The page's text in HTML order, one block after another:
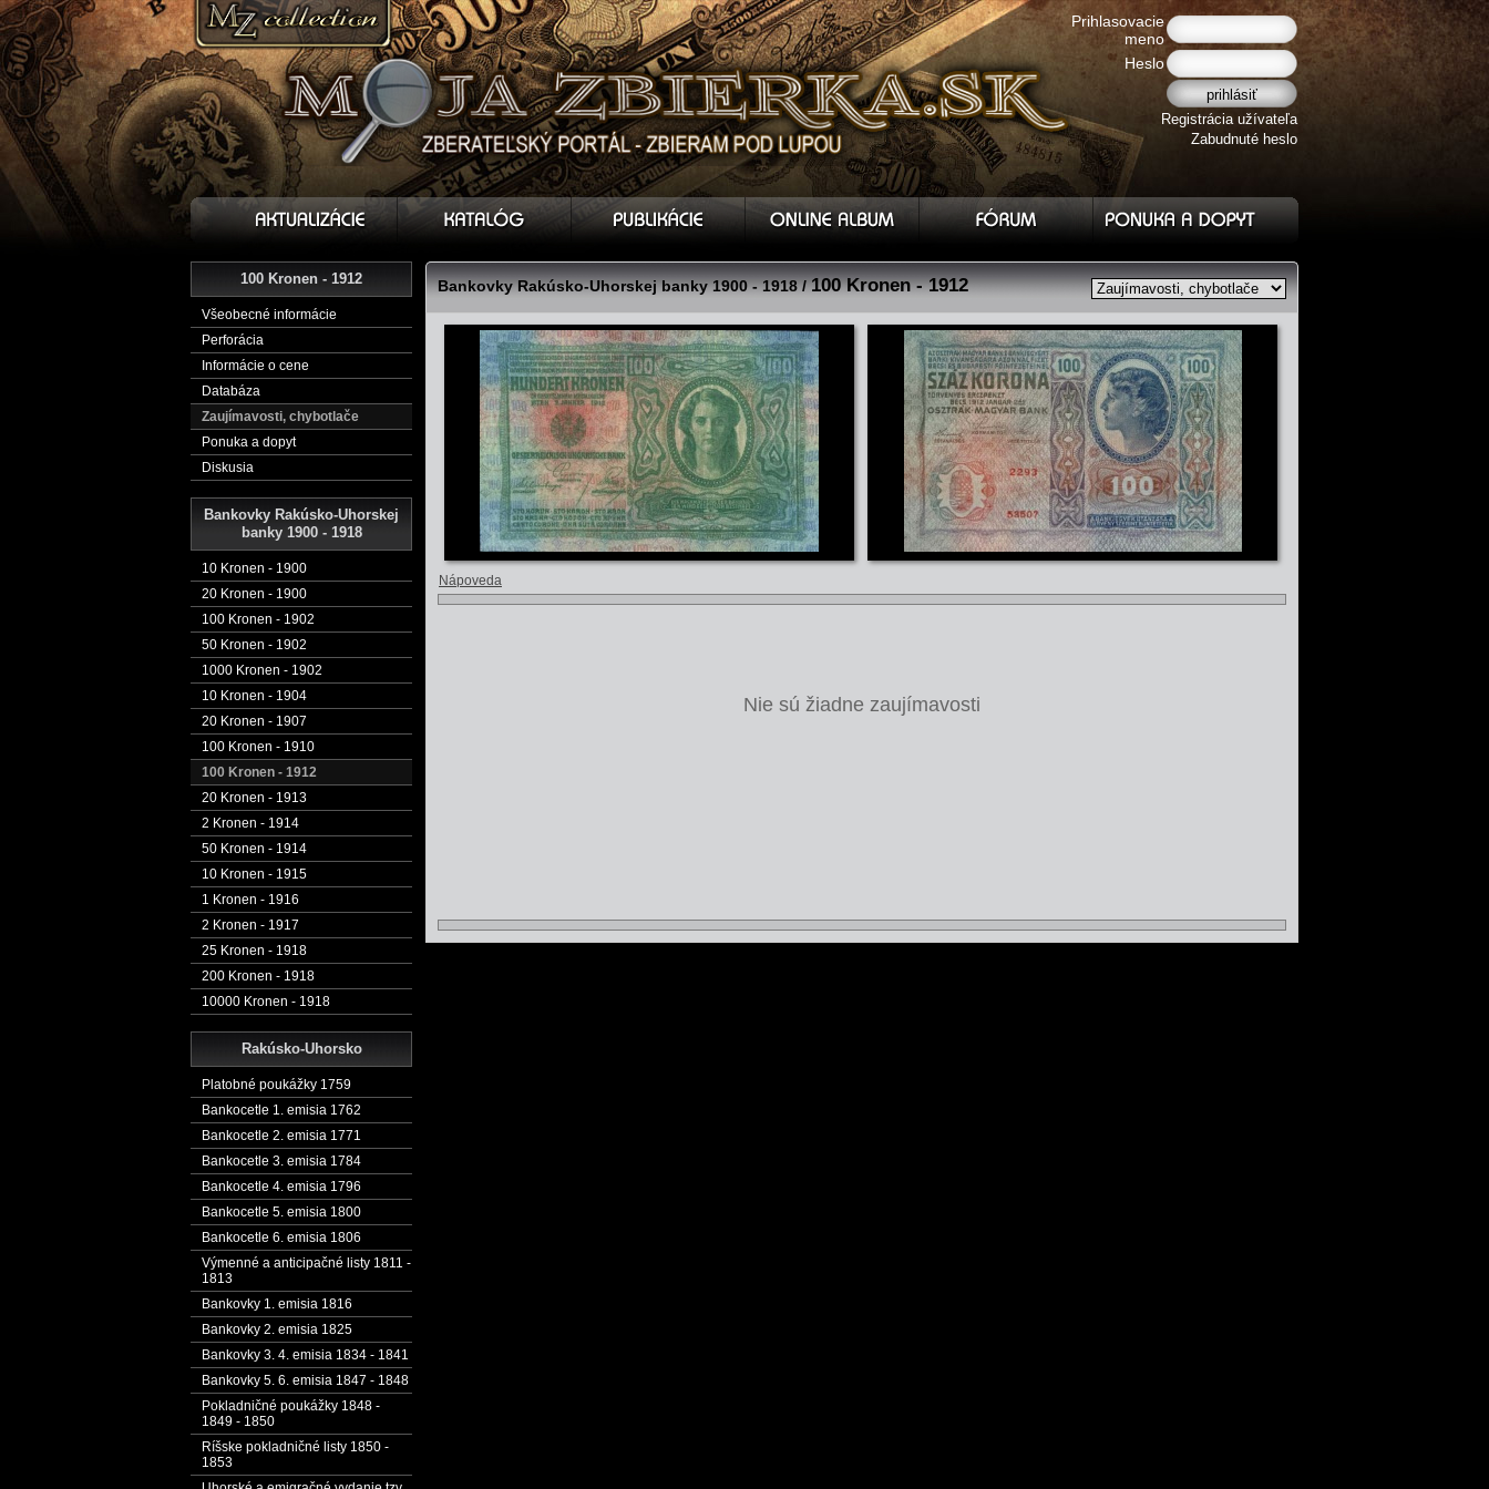
Prihlasovacie
meno
Heslo
Registrácia užívateľa
Zabudnuté heslo
100 Kronen - 1912
Všeobecné informácie
Perforácia
Informácie o cene
Databáza
Zaujímavosti, chybotlače
Ponuka a dopyt
Diskusia
Bankovky Rakúsko-Uhorskej
banky 1900 - 1918
10 Kronen - 1900
20 Kronen - 1900
100 Kronen - 1902
50 Kronen - 1902
1000 Kronen - 1902
10 Kronen - 1904
20 Kronen - 1907
100 Kronen - 1910
100 Kronen - 1912
20 Kronen - 1913
2 Kronen - 1914
50 Kronen - 1914
10 Kronen - 1915
1 Kronen - 1916
2 Kronen - 1917
25 Kronen - 1918
200 Kronen - 1918
10000 Kronen - 1918
Rakúsko-Uhorsko
Platobné poukážky 1759
Bankocetle 1. emisia 1762
Bankocetle 2. emisia 1771
Bankocetle 3. emisia 1784
Bankocetle 4. emisia 1796
Bankocetle 5. emisia 1800
Bankocetle 6. emisia 1806
Výmenné a anticipačné listy 1811 -
1813
Bankovky 1. emisia 1816
Bankovky 2. emisia 1825
Bankovky 3. 4. emisia 1834 - 1841
Bankovky 5. 6. emisia 1847 - 1848
Pokladničné poukážky 1848 -
1849 - 1850
Ríšske pokladničné listy 1850 -
1853
Bankovky Rakúsko-Uhorskej banky 1900 - 1918 /100 Kronen - 1912
Nápoveda
Nie sú žiadne zaujímavosti